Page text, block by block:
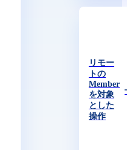
リモー
トの
Member
を対象
とした
操作